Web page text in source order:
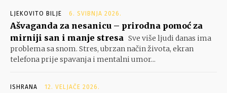
LJEKOVITO BILJE 6. SVIBNJA 2026.
Ašvaganda za nesanicu – prirodna pomoć za
mirniji san i manje stresa Sve više ljudi danas ima
problema sa snom. Stres, ubrzan način života, ekran
telefona prije spavanja i mentalni umor...
ISHRANA 12. VELJAČE 2026.